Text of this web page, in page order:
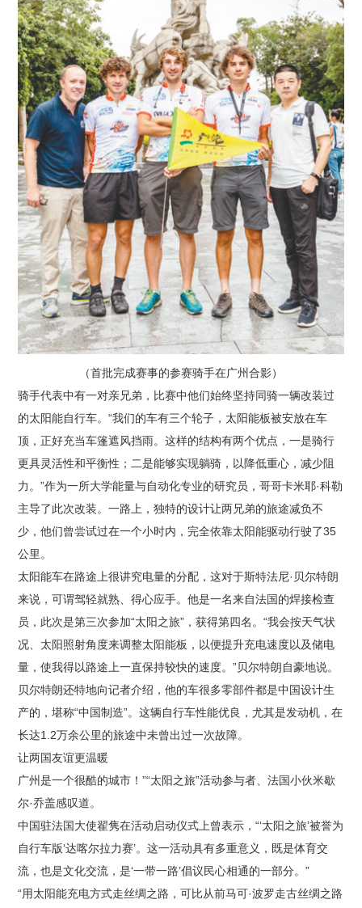
（首批完成赛事的参赛骑手在广州合影）
骑手代表中有一对亲兄弟，比赛中他们始终坚持同骑一辆改装过
的太阳能自行车。“我们的车有三个轮子，太阳能板被安放在车
顶，正好充当车篷遮风挡雨。这样的结构有两个优点，一是骑行
更具灵活性和平衡性；二是能够实现躺骑，以降低重心，减少阻
力。”作为一所大学能量与自动化专业的研究员，哥哥卡米耶·科勒
主导了此次改装。一路上，独特的设计让两兄弟的旅途减负不
少，他们曾尝试过在一个小时内，完全依靠太阳能驱动行驶了35
公里。
太阳能车在路途上很讲究电量的分配，这对于斯特法尼·贝尔特朗
来说，可谓驾轻就熟、得心应手。他是一名来自法国的焊接检查
员，此次是第三次参加“太阳之旅”，获得第四名。“我会按天气状
况、太阳照射角度来调整太阳能板，以便提升充电速度以及储电
量，使我得以路途上一直保持较快的速度。”贝尔特朗自豪地说。
贝尔特朗还特地向记者介绍，他的车很多零部件都是中国设计生
产的，堪称“中国制造”。这辆自行车性能优良，尤其是发动机，在
长达1.2万余公里的旅途中未曾出过一次故障。
让两国友谊更温暖
广州是一个很酷的城市！”“太阳之旅”活动参与者、法国小伙米歇
尔·乔盖感叹道。
中国驻法国大使翟隽在活动启动仪式上曾表示，“‘太阳之旅’被誉为
自行车版‘达喀尔拉力赛’。这一活动具有多重意义，既是体育交
流，也是文化交流，是‘一带一路’倡议民心相通的一部分。”
“用太阳能充电方式走丝绸之路，可比从前马可·波罗走古丝绸之路